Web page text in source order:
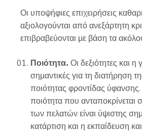
Οι υποψήφιες επιχειρήσεις
αξιολογούνται από ανεξάρτητη
επιβραβεύονται με βάση τα
Ποιότητα. Οι δεξιότητες και η
σημαντικές για τη διατήρηση
ποιότητας φροντίδας
ποιότητα που ανταποκρίνεται
των πελατών είναι ύψιστης
κατάρτιση και η εκπαίδευση